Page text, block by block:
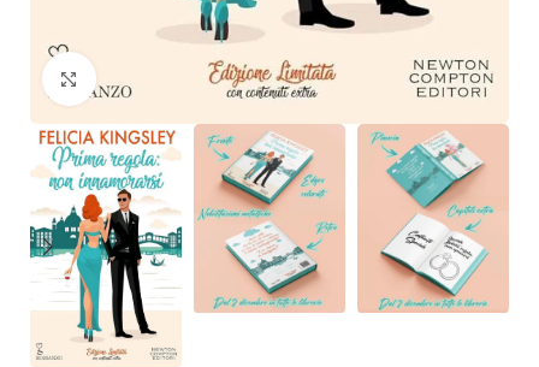
Click to enlarge